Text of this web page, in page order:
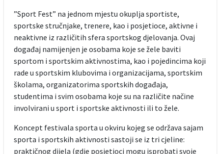
”Sport Fest” na jednom mjestu okuplja sportiste,
sportske stručnjake, trenere, kao i posjetioce, aktivne i
neaktivne iz različitih sfera sportskog djelovanja. Ovaj
događaj namijenjen je osobama koje se žele baviti
sportom i sportskim aktivnostima, kao i pojedincima koji
rade u sportskim klubovima i organizacijama, sportskim
školama, organizatorima sportskih događaja,
studentima i svim osobama koje su na različite načine
involvirani u sport i sportske aktivnosti ili to žele.
Koncept festivala sporta u okviru kojeg se održava sajam
sporta i sportskih aktivnosti sastoji se iz tri cjeline:
praktičnog dijela (gdje posjetioci mogu isprobati svoje